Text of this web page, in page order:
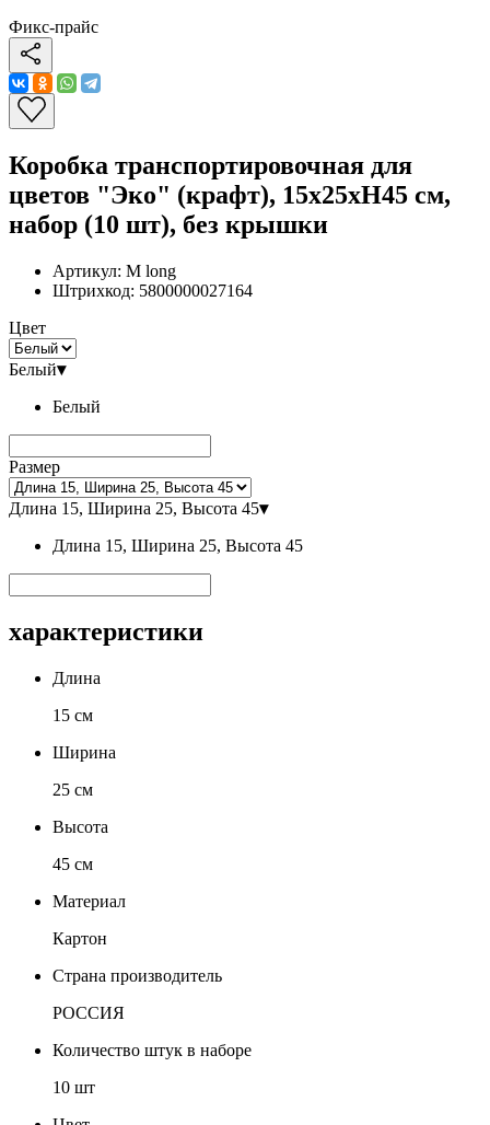
Фикс-прайс
Коробка транспортировочная для
цветов "Эко" (крафт), 15x25xH45 см,
набор (10 шт), без крышки
Артикул: М long
Штрихкод: 5800000027164
Цвет
Белый▾
Белый
Размер
Длина 15, Ширина 25, Высота 45▾
Длина 15, Ширина 25, Высота 45
характеристики
Длина
15 см
Ширина
25 см
Высота
45 см
Материал
Картон
Страна производитель
РОССИЯ
Количество штук в наборе
10 шт